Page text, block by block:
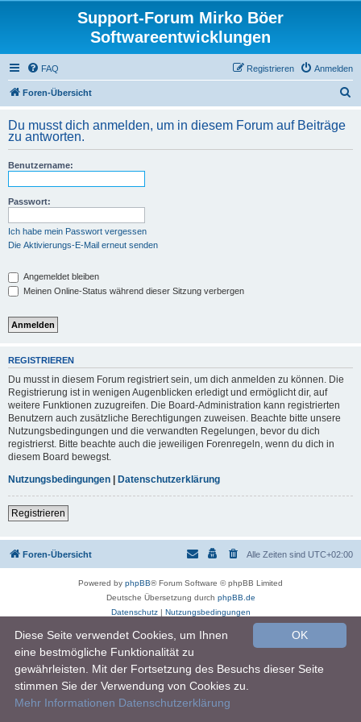
Support-Forum Mirko Böer
Softwareentwicklungen
FAQ Anmelden
Registrieren
Foren-Übersicht
h
Du musst dich anmelden, um in diesem Forum auf Beiträge
zu antworten.
Benutzername:
Passwort:
Ich habe mein Passwort vergessen
Die Aktivierungs-E-Mail erneut senden
Angemeldet bleiben
Meinen Online-Status während dieser Sitzung verbergen
REGISTRIEREN
Du musst in diesem Forum registriert sein, um dich anmelden zu können. Die
Registrierung ist in wenigen Augenblicken erledigt und ermöglicht dir, auf
weitere Funktionen zuzugreifen. Die Board-Administration kann registrierten
Benutzern auch zusätzliche Berechtigungen zuweisen. Beachte bitte unsere
Nutzungsbedingungen und die verwandten Regelungen, bevor du dich
registrierst. Bitte beachte auch die jeweiligen Forenregeln, wenn du dich in
diesem Board bewegst.
Nutzungsbedingungen | Datenschutzerklärung
Registrieren
Foren-Übersicht Alle Zeiten sind UTC+02:00
Powered by phpBB® Forum Software © phpBB Limited
Deutsche Übersetzung durch phpBB.de
Datenschutz| Nutzungsbedingungen
OK
Diese Seite verwendet Cookies, um Ihnen
eine bestmögliche Funktionalität zu
gewährleisten. Mit der Fortsetzung des Besuchs dieser Seite
stimmen Sie der Verwendung von Cookies zu.
Mehr Informationen Datenschutzerklärung